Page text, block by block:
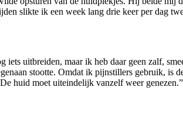
slikte ik een week lang drie keer per dag
uitbreiden, maar ik heb daar geen zalf,
stootte. Omdat ik pijnstillers gebruik,
huid moet uiteindelijk vanzelf weer genezen.”